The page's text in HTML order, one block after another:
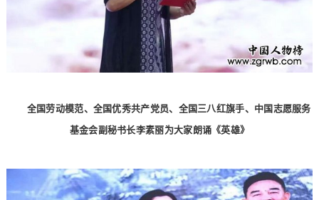
全国劳动模范、全国优秀共产党员、全国三八红旗手、中国志愿服务
基金会副秘书长李素丽为大家朗诵《英雄》